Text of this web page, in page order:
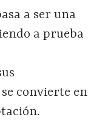
a ser una
a prueba
convierte en